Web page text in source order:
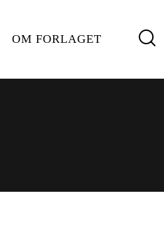
OM FORLAGET